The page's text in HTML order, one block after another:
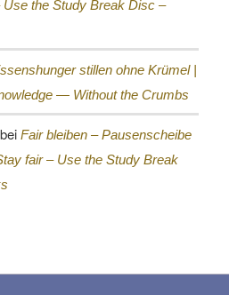
Use the Study Break Disc –
stillen ohne Krümel |
— Without the Crumbs
Fair bleiben – Pausenscheibe
fair – Use the Study Break